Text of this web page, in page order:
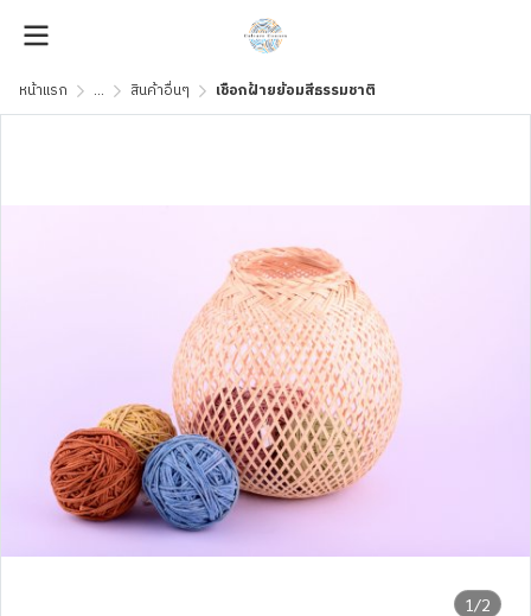
หน้าแรก ... สินค้าอื่นๆ เชือกฝ้ายย้อมสีธรรมชาติ
1/2